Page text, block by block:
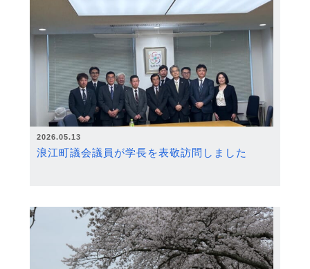
2026.05.13
浪江町議会議員が学長を表敬訪問しました